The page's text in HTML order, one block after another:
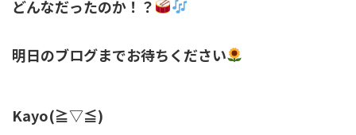
どんなだったのか！？
明日のブログまでお待ちください
Kayo(≧▽≦)